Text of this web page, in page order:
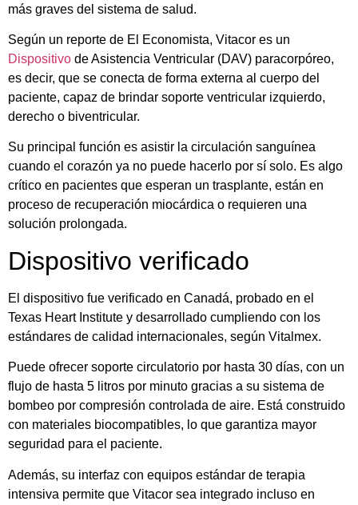
más graves del sistema de salud.
Según un reporte de El Economista, Vitacor es un
Dispositivo de Asistencia Ventricular (DAV) paracorpóreo,
es decir, que se conecta de forma externa al cuerpo del
paciente, capaz de brindar soporte ventricular izquierdo,
derecho o biventricular.
Su principal función es asistir la circulación sanguínea
cuando el corazón ya no puede hacerlo por sí solo. Es algo
crítico en pacientes que esperan un trasplante, están en
proceso de recuperación miocárdica o requieren una
solución prolongada.
Dispositivo verificado
El dispositivo fue verificado en Canadá, probado en el
Texas Heart Institute y desarrollado cumpliendo con los
estándares de calidad internacionales, según Vitalmex.
Puede ofrecer soporte circulatorio por hasta 30 días, con un
flujo de hasta 5 litros por minuto gracias a su sistema de
bombeo por compresión controlada de aire. Está construido
con materiales biocompatibles, lo que garantiza mayor
seguridad para el paciente.
Además, su interfaz con equipos estándar de terapia
intensiva permite que Vitacor sea integrado incluso en